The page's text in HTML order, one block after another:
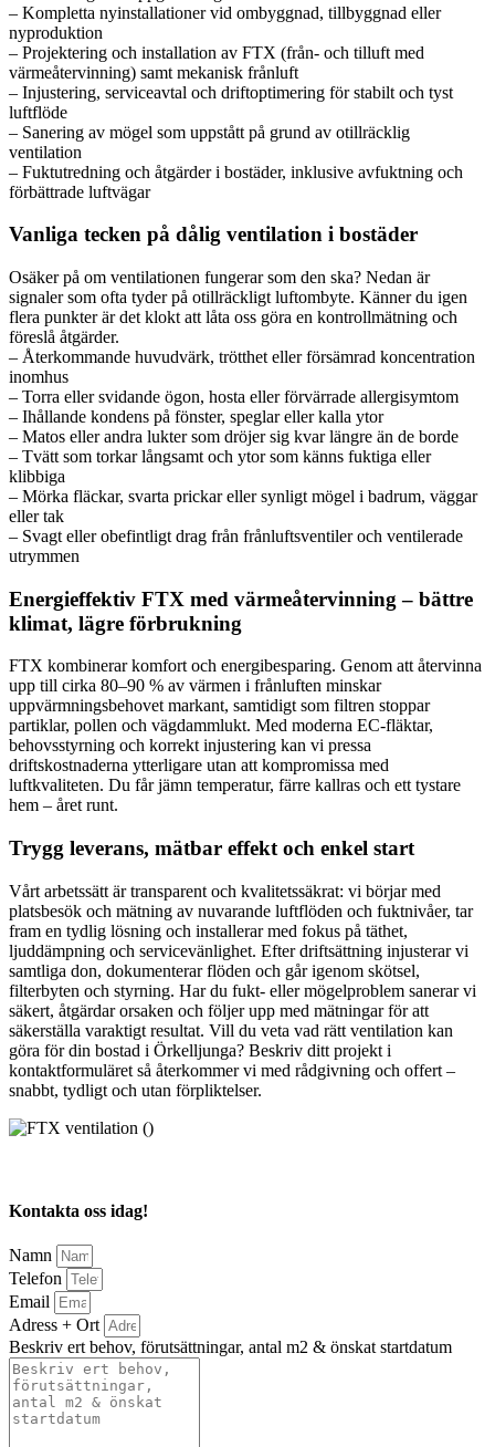
– Kompletta nyinstallationer vid ombyggnad, tillbyggnad eller
nyproduktion
– Projektering och installation av FTX (från- och tilluft med
värmeåtervinning) samt mekanisk frånluft
– Injustering, serviceavtal och driftoptimering för stabilt och tyst
luftflöde
– Sanering av mögel som uppstått på grund av otillräcklig
ventilation
– Fuktutredning och åtgärder i bostäder, inklusive avfuktning och
förbättrade luftvägar
Vanliga tecken på dålig ventilation i bostäder
Osäker på om ventilationen fungerar som den ska? Nedan är
signaler som ofta tyder på otillräckligt luftombyte. Känner du igen
flera punkter är det klokt att låta oss göra en kontrollmätning och
föreslå åtgärder.
– Återkommande huvudvärk, trötthet eller försämrad koncentration
inomhus
– Torra eller svidande ögon, hosta eller förvärrade allergisymtom
– Ihållande kondens på fönster, speglar eller kalla ytor
– Matos eller andra lukter som dröjer sig kvar längre än de borde
– Tvätt som torkar långsamt och ytor som känns fuktiga eller
klibbiga
– Mörka fläckar, svarta prickar eller synligt mögel i badrum, väggar
eller tak
– Svagt eller obefintligt drag från frånluftsventiler och ventilerade
utrymmen
Energieffektiv FTX med värmeåtervinning – bättre
klimat, lägre förbrukning
FTX kombinerar komfort och energibesparing. Genom att återvinna
upp till cirka 80–90 % av värmen i frånluften minskar
uppvärmningsbehovet markant, samtidigt som filtren stoppar
partiklar, pollen och vägdammlukt. Med moderna EC-fläktar,
behovsstyrning och korrekt injustering kan vi pressa
driftskostnaderna ytterligare utan att kompromissa med
luftkvaliteten. Du får jämn temperatur, färre kallras och ett tystare
hem – året runt.
Trygg leverans, mätbar effekt och enkel start
Vårt arbetssätt är transparent och kvalitetssäkrat: vi börjar med
platsbesök och mätning av nuvarande luftflöden och fuktnivåer, tar
fram en tydlig lösning och installerar med fokus på täthet,
ljuddämpning och servicevänlighet. Efter driftsättning injusterar vi
samtliga don, dokumenterar flöden och går igenom skötsel,
filterbyten och styrning. Har du fukt- eller mögelproblem sanerar vi
säkert, åtgärdar orsaken och följer upp med mätningar för att
säkerställa varaktigt resultat. Vill du veta vad rätt ventilation kan
göra för din bostad i Örkelljunga? Beskriv ditt projekt i
kontaktformuläret så återkommer vi med rådgivning och offert –
snabbt, tydligt och utan förpliktelser.
Kontakta oss idag!
Namn
Telefon
Email
Adress + Ort
Beskriv ert behov, förutsättningar, antal m2 & önskat startdatum